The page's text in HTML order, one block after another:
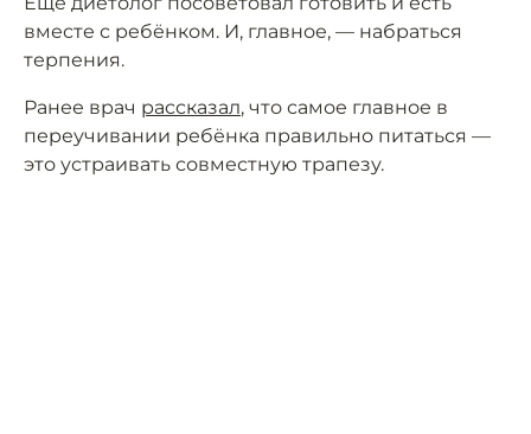
вместе с ребёнком. И, главное, — набраться
терпения.
Ранее врач рассказал, что самое главное в
переучивании ребёнка правильно питаться —
это устраивать совместную трапезу.